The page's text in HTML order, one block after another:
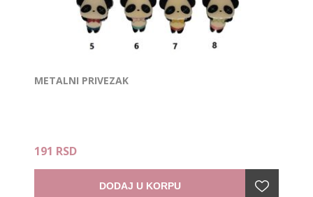
METALNI PRIVEZAK
191 RSD
DODAJ U KORPU